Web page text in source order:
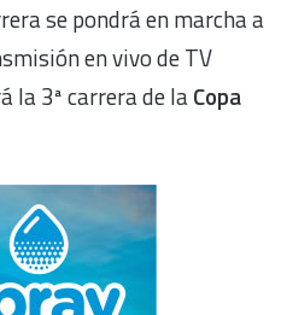
se pondrá en marcha a
en vivo de TV
la 3ª carrera de laCopa